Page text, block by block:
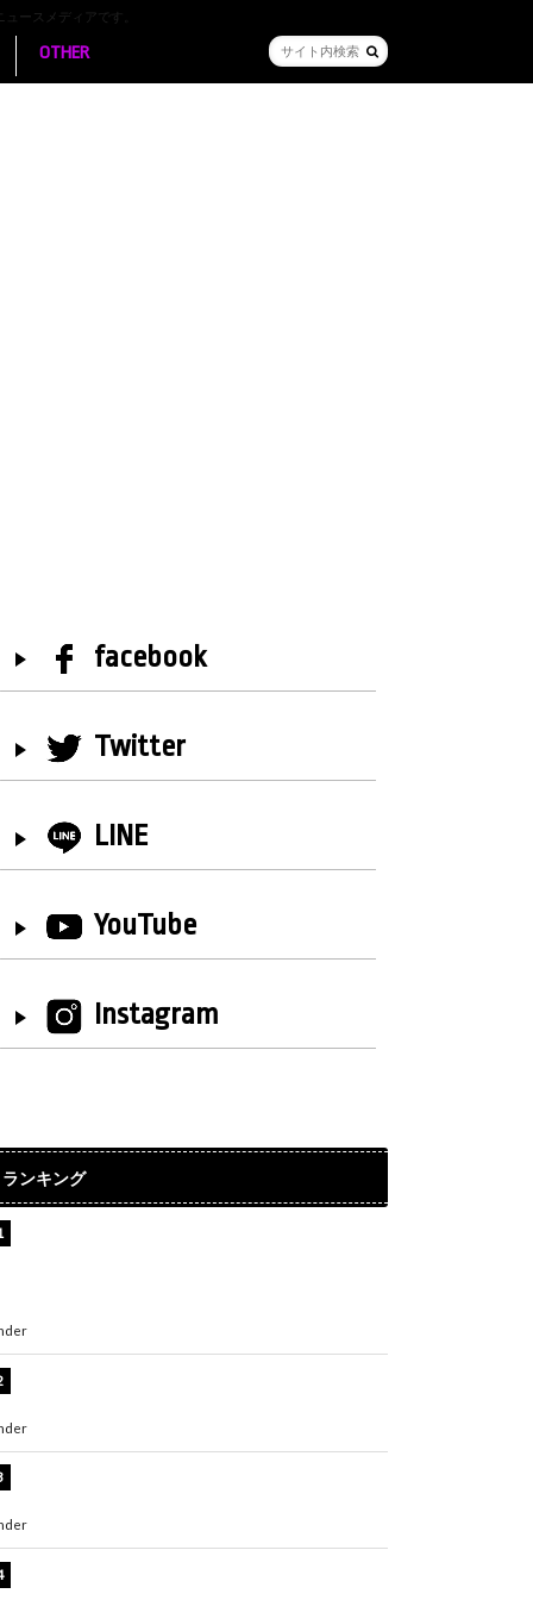
ースメディアです。
OTHER
facebook
Twitter
LINE
YouTube
Instagram
ランキング